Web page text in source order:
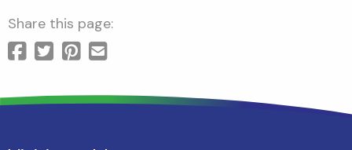
Share this page: